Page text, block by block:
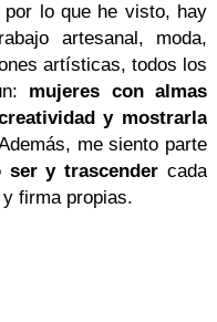
lo que he visto, hay
artesanal, moda,
artísticas, todos los
mujeres con almas
y mostrarla
me siento parte
ser y trascendercada
firma propias.